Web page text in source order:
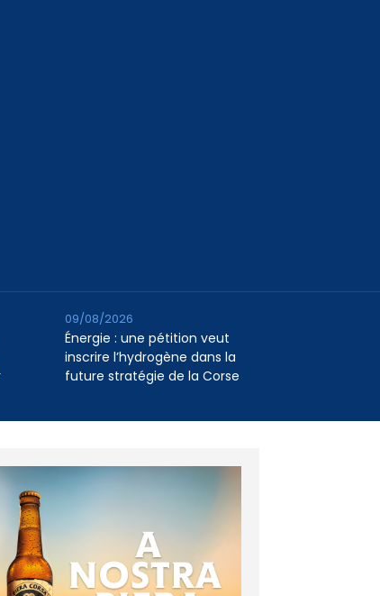
Énergie : une pétition veut
inscrire l’hydrogène dans la
future stratégie de la Corse
09/08/2026